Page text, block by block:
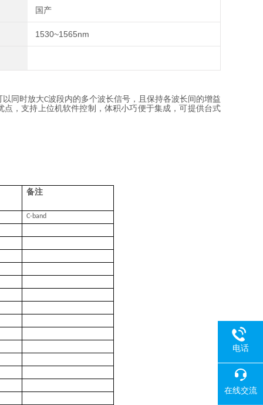
国产
1530~1565nm
以同时放大C波段内的多个波长信号，且保持各波长间的增益
，支持上位机软件控制，体积小巧便于集成，可提供台式
备注
C-band
电话
在线交流